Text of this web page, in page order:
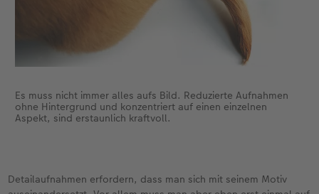
Es muss nicht immer alles aufs Bild. Reduzierte Aufnahmen
ohne Hintergrund und konzentriert auf einen einzelnen
Aspekt, sind erstaunlich kraftvoll.
Detailaufnahmen erfordern, dass man sich mit seinem Motiv